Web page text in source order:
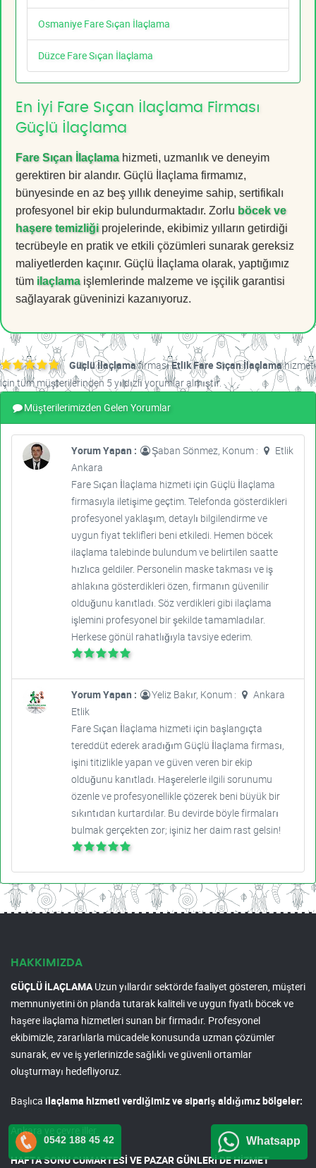
Osmaniye Fare Sıçan İlaçlama
Düzce Fare Sıçan İlaçlama
En İyi Fare Sıçan İlaçlama Firması
Güçlü İlaçlama
Fare Sıçan İlaçlamahizmeti, uzmanlık ve deneyim
gerektiren bir alandır. Güçlü İlaçlama firmamız,
bünyesinde en az beş yıllık deneyime sahip, sertifikalı
profesyonel bir ekip bulundurmaktadır. Zorlu böcek ve
haşere temizliği projelerinde, ekibimiz yılların getirdiği
tecrübeyle en pratik ve etkili çözümleri sunarak gereksiz
maliyetlerden kaçınır. Güçlü İlaçlama olarak, yaptığımız
tüm ilaçlamaişlemlerinde malzeme ve işçilik garantisi
sağlayarak güveninizi kazanıyoruz.
Güçlü İlaçlamafirmasıEtlik Fare Sıçan İlaçlamahizmeti
için tüm müşterilerinden 5 yıldızlı yorumlar almıştır.
Müşterilerimizden Gelen Yorumlar
Yorum Yapan : Şaban Sönmez, Konum :
Etlik
Ankara
Fare Sıçan İlaçlama hizmeti için Güçlü İlaçlama
firmasıyla iletişime geçtim. Telefonda gösterdikleri
profesyonel yaklaşım, detaylı bilgilendirme ve
uygun fiyat teklifleri beni etkiledi. Hemen böcek
ilaçlama talebinde bulundum ve belirtilen saatte
hızlıca geldiler. Personelin maske takması ve iş
ahlakına gösterdikleri özen, firmanın güvenilir
olduğunu kanıtladı. Söz verdikleri gibi ilaçlama
işlemini profesyonel bir şekilde tamamladılar.
Herkese gönül rahatlığıyla tavsiye ederim.
Yorum Yapan : Yeliz Bakır, Konum :
Ankara
Etlik
Fare Sıçan İlaçlama hizmeti için başlangıçta
tereddüt ederek aradığım Güçlü İlaçlama firması,
işini titizlikle yapan ve güven veren bir ekip
olduğunu kanıtladı. Haşerelerle ilgili sorunumu
özenle ve profesyonellikle çözerek beni büyük bir
sıkıntıdan kurtardılar. Bu devirde böyle firmaları
bulmak gerçekten zor; işiniz her daim rast gelsin!
HAKKIMIZDA
GÜÇLÜ İLAÇLAMAUzun yıllardır sektörde faaliyet gösteren, müşteri
memnuniyetini ön planda tutarak kaliteli ve uygun fiyatlı böcek ve
haşere ilaçlama hizmetleri sunan bir firmadır. Profesyonel
ekibimizle, zararlılarla mücadele konusunda uzman çözümler
sunarak, ev ve iş yerlerinizde sağlıklı ve güvenli ortamlar
oluşturmayı hedefliyoruz.
Başlıca ilaçlama hizmeti verdiğimiz ve sipariş aldığımız bölgeler:
Ankara ve çevre iller.
HAFTA SONU CUMARTESİ VE PAZAR GÜNLERİ DE HİZMET
0542 188 45 42 Whatsapp